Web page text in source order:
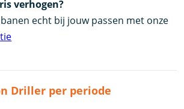
verhogen?
echt bij jouw passen met onze
Driller per periode